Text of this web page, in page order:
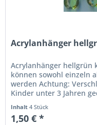
Acrylanhänger
Acrylanhänger hellgrün
können sowohl einzeln
werden Achtung:
Kinder unter 3 Jahren
Inhalt4 Stück
1,50 € *